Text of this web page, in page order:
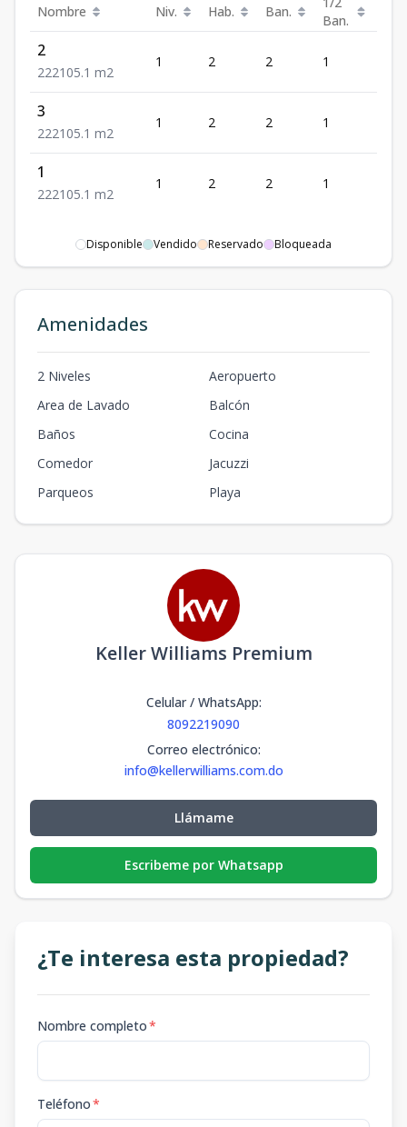
Nombre Niv. Hab. Ban.
Ban.
2
222105.1 m2
1 2 2 1
3
222105.1 m2
1 2 2 1
1
222105.1 m2
1 2 2 1
Disponible Vendido Reservado Bloqueada
Amenidades
2 Niveles
Aeropuerto
Area de Lavado
Balcón
Baños
Cocina
Comedor
Jacuzzi
Parqueos
Playa
Keller Williams Premium
Celular / WhatsApp:
8092219090
Correo electrónico:
info@kellerwilliams.com.do
Llámame
Escribeme por Whatsapp
¿Te interesa esta propiedad?
Nombre completo*
Teléfono*